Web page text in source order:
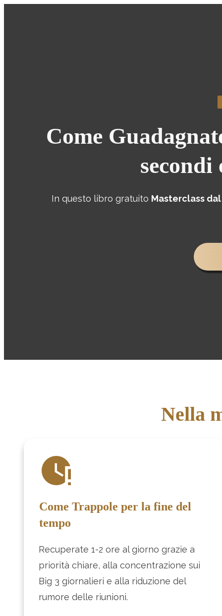
Come
In questo libro gratuito Masterclass dal
Nella
Come Trappole per la fine del
tempo
Recuperate 1-2 ore al giorno grazie a
priorità chiare, alla concentrazione sui
Big 3 giornalieri e alla riduzione del
rumore delle riunioni.